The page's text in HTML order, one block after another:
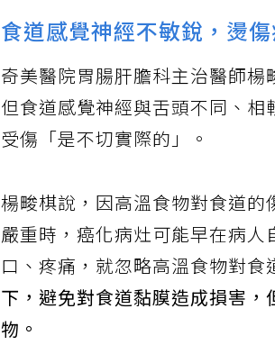
食道感覺神經不敏銳，燙
奇美醫院胃腸肝膽科主治醫師楊
但食道感覺神經與舌頭不同、
受傷「是不切實際的」。
楊畯棋說，因高溫食物對食道
嚴重時，癌化病灶可能早在病
口、疼痛，就忽略高溫食物對
下，避免對食道黏膜造成損害
物。